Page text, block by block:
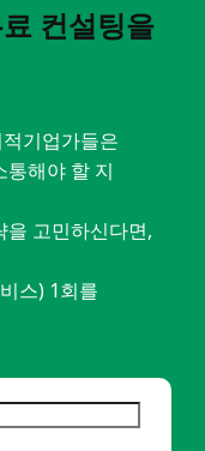
컨설팅을
기업가들은
해야 할 지
을 고민하신다면,
스) 1회를